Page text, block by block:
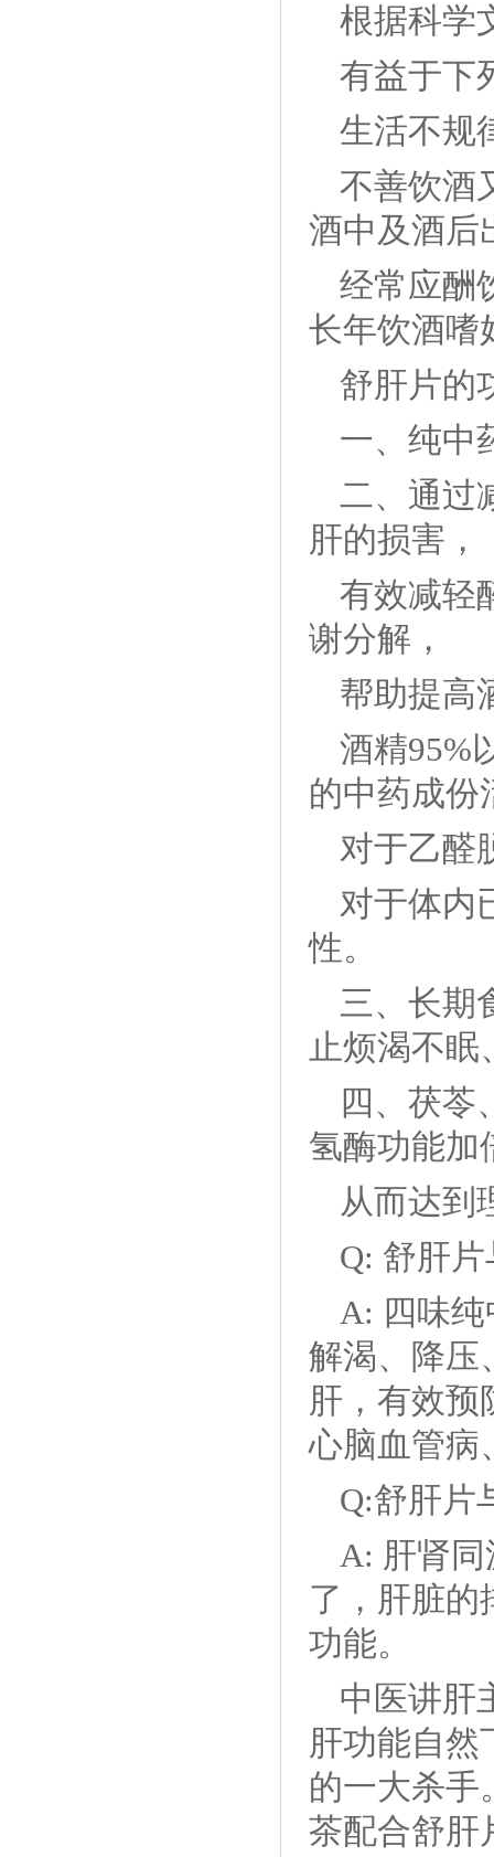
根据科学
有益于下
生活不规
不善饮酒
酒中及酒后
经常应酬
长年饮酒嗜
舒肝片的
一、纯中
二、通过
肝的损害，
有效减轻
谢分解，
帮助提高
酒精95%
的中药成份
对于乙醛
对于体内
性。
三、长期
止烦渴不眠
四、茯苓
氢酶功能加
从而达到
Q: 舒肝
A: 四味
解渴、降压
肝，有效预
心脑血管病
Q:舒肝片
A: 肝肾
了，肝脏的
功能。
中医讲肝
肝功能自然
的一大杀手
茶配合舒肝